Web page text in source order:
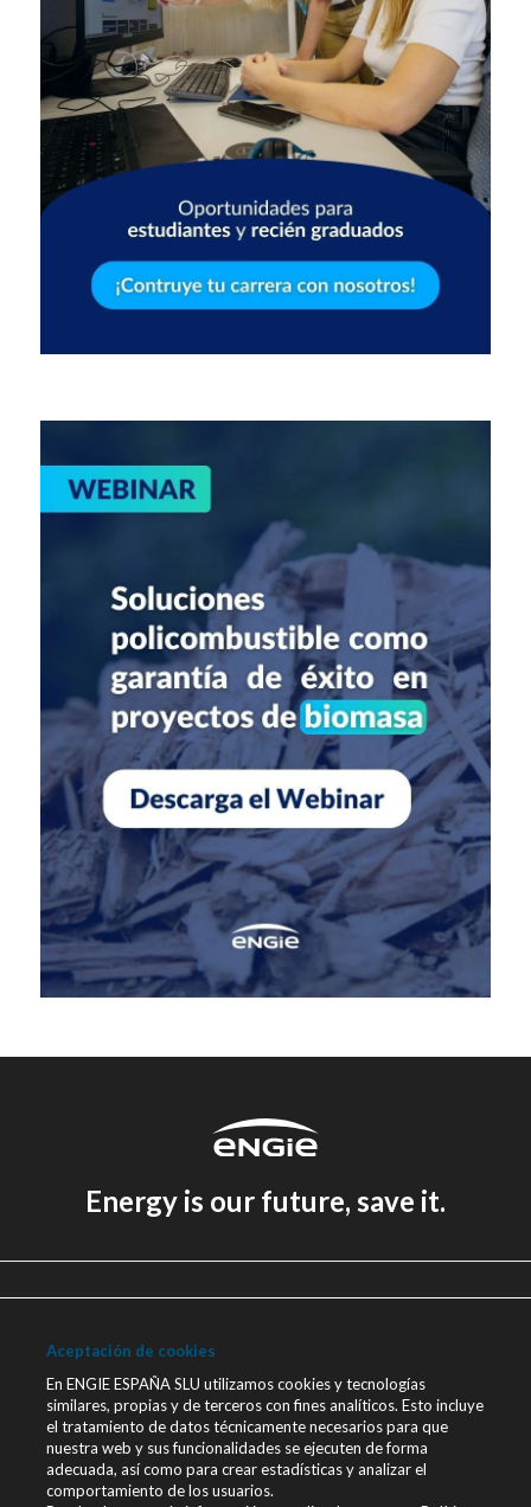
Energy is our future, save it.
Aviso legal
Política de Privacidad
Política de cookies
Canal Ético
Únete a nosotros
Blog ENGIE
Aceptación de cookies
En ENGIE ESPAÑA SLU utilizamos cookies y tecnologías
similares, propias y de terceros con fines analíticos. Esto incluye
el tratamiento de datos técnicamente necesarios para que
nuestra web y sus funcionalidades se ejecuten de forma
adecuada, así como para crear estadísticas y analizar el
comportamiento de los usuarios.